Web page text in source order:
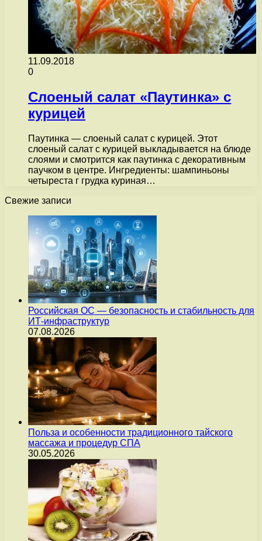
11.09.2018
0
Слоеный салат «Паутинка» с
курицей
Паутинка — слоеный салат с курицей. Этот
слоеный салат с курицей выкладывается на блюде
слоями и смотрится как паутинка с декоративным
паучком в центре. Ингредиенты: шампиньоны
четыреста г грудка куриная…
Свежие записи
Российская ОС — безопасность и стабильность для
ИТ-инфраструктур
07.08.2026
Польза и особенности традиционного тайского
массажа и процедур СПА
30.05.2026